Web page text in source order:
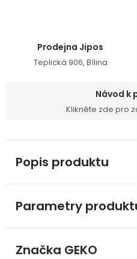
Prodejna Jipos
Teplická 906, Bílina
Návod k
Klikněte zde pro
Popis produktu
Parametry
Značka GEKO